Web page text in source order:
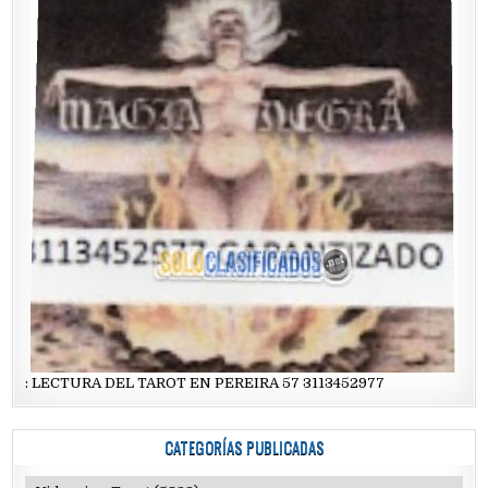
: LECTURA DEL TAROT EN PEREIRA 57 3113452977
CATEGORÍAS PUBLICADAS